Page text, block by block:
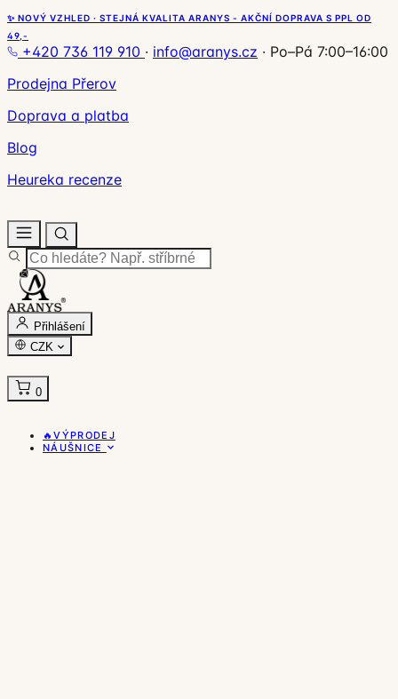
✨ NOVÝ VZHLED · STEJNÁ KVALITA ARANYS - AKČNÍ DOPRAVA S PPL OD
49,-
+420 736 119 910 · info@aranys.cz · Po–Pá 7:00–16:00
Prodejna Přerov
Doprava a platba
Blog
Heureka recenze
Přihlášení
CZK
0
🔥VÝPRODEJ
NÁUŠNICE